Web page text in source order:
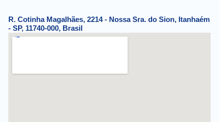
R. Cotinha Magalhães, 2214 - Nossa Sra. do Sion, Itanhaém
- SP, 11740-000, Brasil